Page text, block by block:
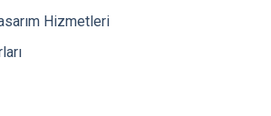
Hizmetleri